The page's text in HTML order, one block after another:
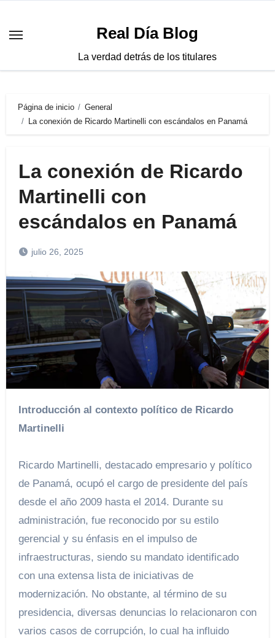
contenido
Real Día Blog
La verdad detrás de los titulares
Página de inicio
General
La conexión de Ricardo Martinelli con escándalos en Panamá
La conexión de Ricardo
Martinelli con
escándalos en Panamá
julio 26, 2025
Martinelli
Ricardo Martinelli, destacado empresario y político
de Panamá, ocupó el cargo de presidente del país
desde el año 2009 hasta el 2014. Durante su
administración, fue reconocido por su estilo
gerencial y su énfasis en el impulso de
infraestructuras, siendo su mandato identificado
con una extensa lista de iniciativas de
modernización. No obstante, al término de su
presidencia, diversas denuncias lo relacionaron con
varios casos de corrupción, lo cual ha influido